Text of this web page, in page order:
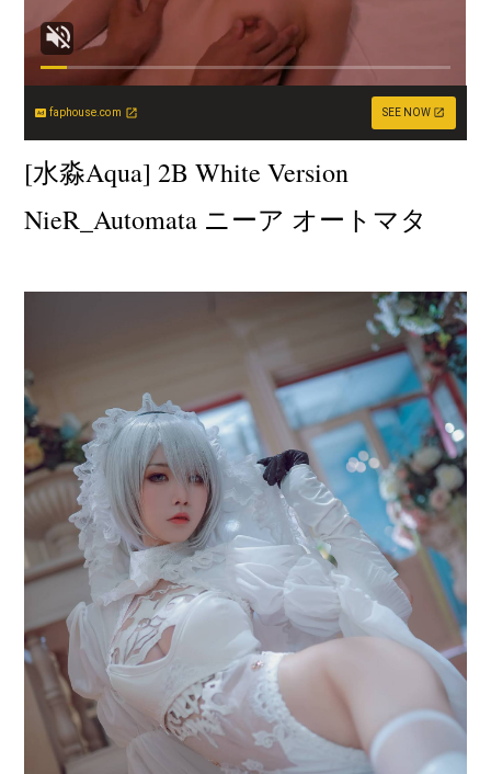
faphouse.com SEE NOW
[水淼Aqua] 2B White Version
NieR_Automata ニーア オートマタ